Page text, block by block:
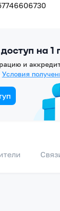
на 1
и
Условия